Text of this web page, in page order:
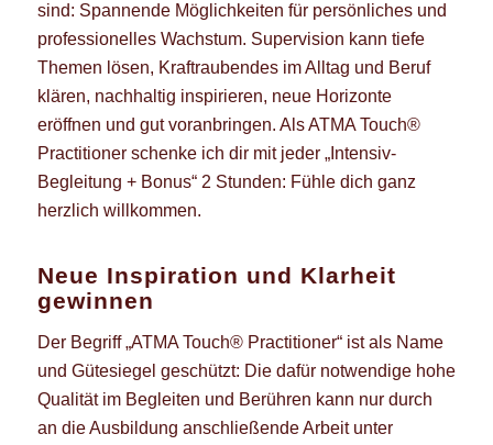
sind: Spannende Möglichkeiten für persönliches und
professionelles Wachstum. Supervision kann tiefe
Themen lösen, Kraftraubendes im Alltag und Beruf
klären, nachhaltig inspirieren, neue Horizonte
eröffnen und gut voranbringen. Als ATMA Touch®
Practitioner schenke ich dir mit jeder „Intensiv-
Begleitung + Bonus“ 2 Stunden: Fühle dich ganz
herzlich willkommen.
Neue Inspiration und Klarheit
gewinnen
Der Begriff „ATMA Touch® Practitioner“ ist als Name
und Gütesiegel geschützt: Die dafür notwendige hohe
Qualität im Begleiten und Berühren kann nur durch
an die Ausbildung anschließende Arbeit unter